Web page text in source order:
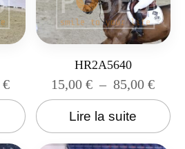
€
HR2A5640
15,00€ – 85,00€
Lire la suite